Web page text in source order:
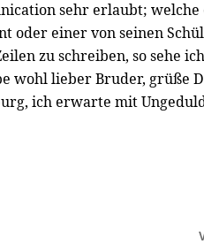
sehr erlaubt; welche
oder einer von seinen
zu schreiben, so sehe
wohl lieber Bruder, grüße
ich erwarte mit